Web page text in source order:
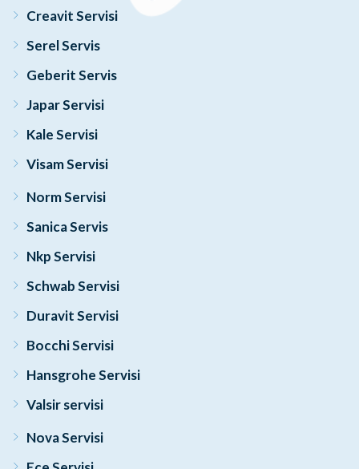
Creavit Servisi
Serel Servis
Geberit Servis
Japar Servisi
Kale Servisi
Visam Servisi
Norm Servisi
Sanica Servis
Nkp Servisi
Schwab Servisi
Duravit Servisi
Bocchi Servisi
Hansgrohe Servisi
Valsir servisi
Nova Servisi